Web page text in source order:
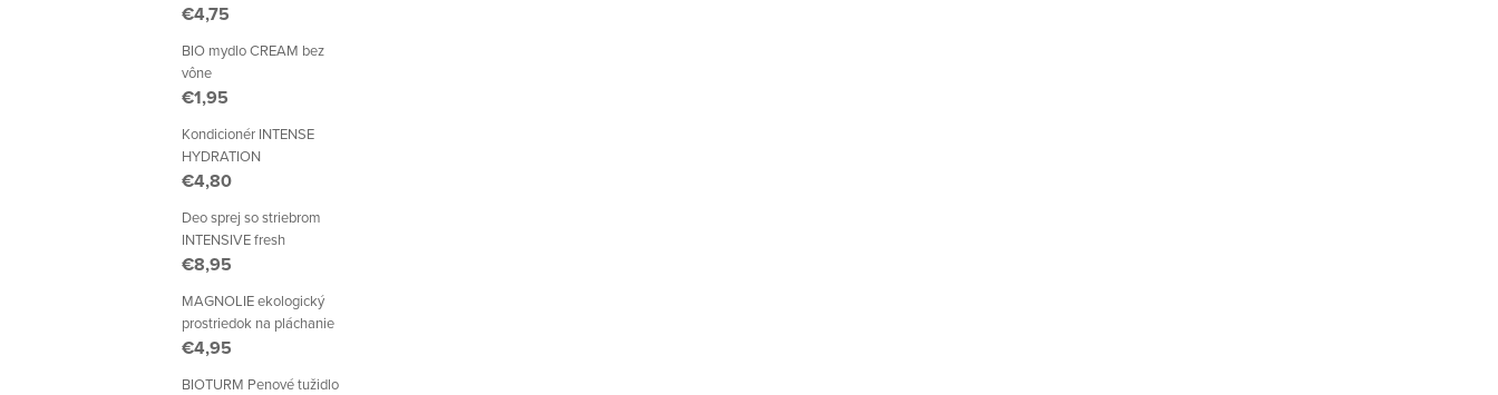
€4,75
BIO mydlo CREAM bez
vône
€1,95
Kondicionér INTENSE
HYDRATION
€4,80
Deo sprej so striebrom
INTENSIVE fresh
€8,95
MAGNOLIE ekologický
prostriedok na pláchanie
€4,95
BIOTURM Penové tužidlo